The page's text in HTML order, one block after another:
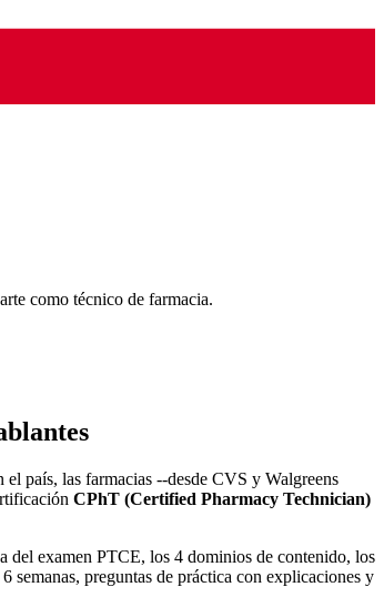
como técnico de farmacia.
país, las farmacias --desde CVS y Walgreens
CPhT (Certified Pharmacy Technician)
del examen PTCE, los 4 dominios de contenido, los
semanas, preguntas de práctica con explicaciones y